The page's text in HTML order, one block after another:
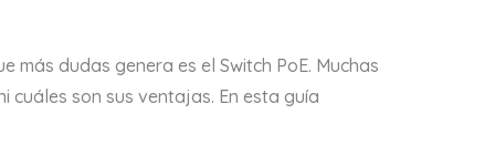
dudas genera es el Switch PoE. Muchas
cuáles son sus ventajas. En esta guía